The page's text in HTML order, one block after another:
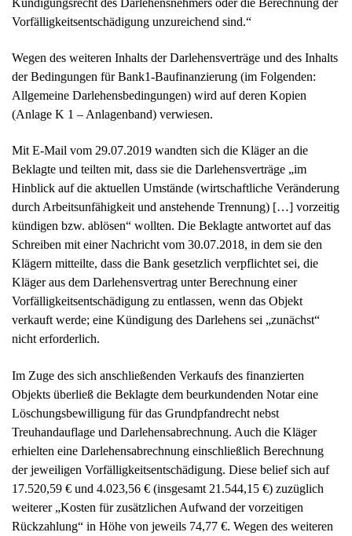
Mit E-Mail vom 29.07.2019 wandten sich die Kläger an die
Beklagte und teilten mit, dass sie die Darlehensverträge „im
durch Arbeitsunfähigkeit und anstehende Trennung) […] vorzeitig
kündigen bzw. ablösen“ wollten. Die Beklagte antwortet auf das
Schreiben mit einer Nachricht vom 30.07.2018, in dem sie den
Klägern mitteilte, dass die Bank gesetzlich verpflichtet sei, die
Vorfälligkeitsentschädigung zu entlassen, wenn das Objekt
verkauft werde; eine Kündigung des Darlehens sei „zunächst“
nicht erforderlich.
Im Zuge des sich anschließenden Verkaufs des finanzierten
Objekts überließ die Beklagte dem beurkundenden Notar eine
Löschungsbewilligung für das Grundpfandrecht nebst
Treuhandauflage und Darlehensabrechnung. Auch die Kläger
erhielten eine Darlehensabrechnung einschließlich Berechnung
der jeweiligen Vorfälligkeitsentschädigung. Diese belief sich auf
17.520,59 € und 4.023,56 € (insgesamt 21.544,15 €) zuzüglich
Rückzahlung“ in Höhe von jeweils 74,77 €. Wegen des weiteren
Inhalts des Abrechnungsschreibens einschließlich des beigefügten
Merkblatts „Vorfälligkeitsentschädigung“ wird auf dessen Kopien
(Anlage K 2 – Anlagenband) verwiesen.
Die Beklagte erhielt aus dem Verkauf des finanzierten Objekts
eine Zahlung in Höhe der offenen Darlehensforderung zzgl. der
geforderten Vorfälligkeitsentschädigung und der weiteren Kosten.